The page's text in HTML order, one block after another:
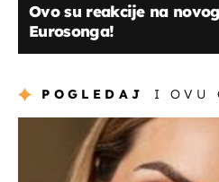
Ovo su reakcije na
Eurosonga!
POGLEDAJ I OVU